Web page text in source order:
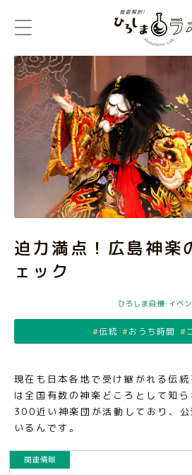
迫力満点！広島神楽
ェック
ひろしま自慢･ イベ
伝統 おうち時間
現在も日本各地で受け継がれる伝
は全国有数の神楽どころとして知
300近い神楽団が活動しており、
いるんです。
関連情報